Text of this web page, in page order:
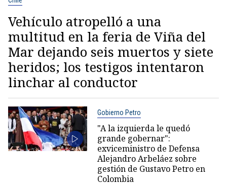
Vehículo atropelló a una
multitud en la feria de Viña del
Mar dejando seis muertos y siete
heridos; los testigos intentaron
linchar al conductor
Gobierno Petro
"A la izquierda le quedó
grande gobernar":
exviceministro de Defensa
Alejandro Arbeláez sobre
gestión de Gustavo Petro en
Colombia